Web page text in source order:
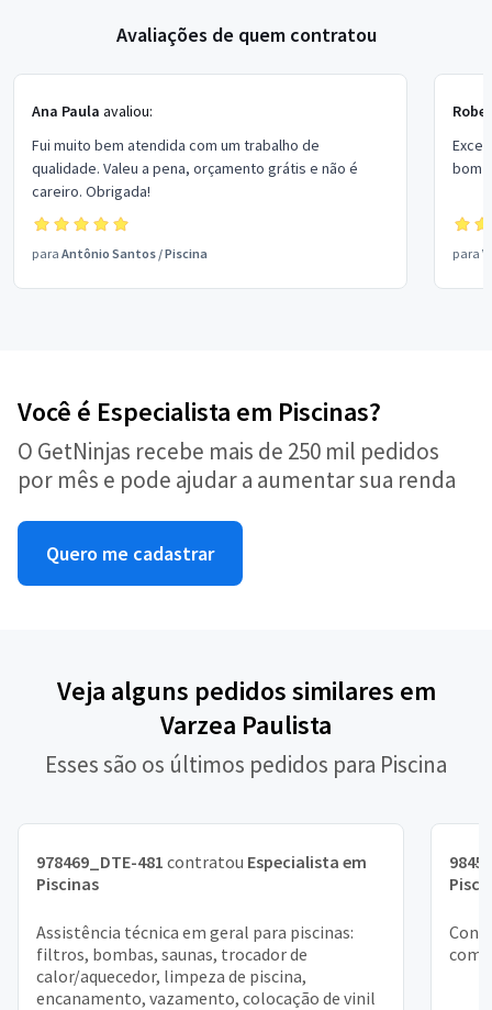
Avaliações de quem contratou
Ana Paula avaliou:
Fui muito bem atendida com um trabalho de
qualidade. Valeu a pena, orçamento grátis e não é
careiro. Obrigada!
para Antônio Santos /Piscina
bom
para
Você é Especialista em Piscinas?
O GetNinjas recebe mais de 250 mil pedidos
por mês e pode ajudar a aumentar sua renda
Quero me cadastrar
Veja alguns pedidos similares em
Varzea Paulista
Esses são os últimos pedidos para Piscina
978469_DTE-481 contratou Especialista em
Piscinas
Assistência técnica em geral para piscinas:
filtros, bombas, saunas, trocador de
calor/aquecedor, limpeza de piscina,
encanamento, vazamento, colocação de vinil